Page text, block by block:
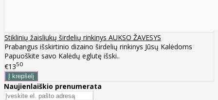
Stiklinių žaisliukų širdelių rinkinys AUKSO ŽAVESYS
Prabangus išskirtinio dizaino širdelių rinkinys Jūsų Kalėdoms
Papuoškite savo Kalėdų eglutę išski..
€1350
Naujienlaiškio prenumerata